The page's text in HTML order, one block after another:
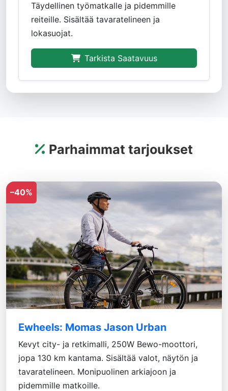
Täydellinen työmatkalle ja pidemmille
reiteille. Sisältää tavaratelineen ja
lokasuojat.
Tarkista Saatavuus
Parhaimmat tarjoukset
–40%
Ewheels: Momas Jason Urban
Kevyt city- ja retkimalli, 250W Bewo-moottori,
jopa 130 km kantama. Sisältää valot, näytön ja
tavaratelineen. Monipuolinen arkiajoon ja
pidemmille matkoille.